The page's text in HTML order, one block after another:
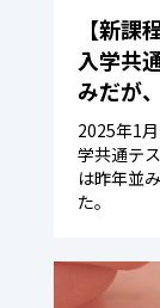
【新
入学共
みだが
2025年1
学共通テ
は昨年並
た。